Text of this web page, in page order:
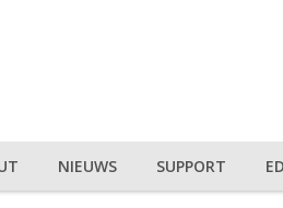
NIEUWS SUPPORT